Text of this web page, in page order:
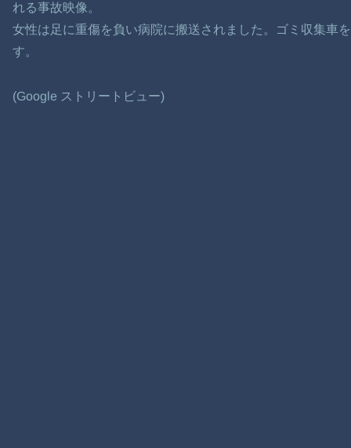
れる事故映像。
女性は足に重傷を負い病院に搬送されました。ゴミ収集車
す。
(Google ストリートビュー)